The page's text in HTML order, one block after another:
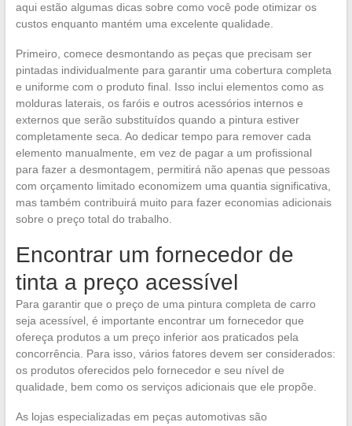
aqui estão algumas dicas sobre como você pode otimizar os
custos enquanto mantém uma excelente qualidade.
Primeiro, comece desmontando as peças que precisam ser
pintadas individualmente para garantir uma cobertura completa
e uniforme com o produto final. Isso inclui elementos como as
molduras laterais, os faróis e outros acessórios internos e
externos que serão substituídos quando a pintura estiver
completamente seca. Ao dedicar tempo para remover cada
elemento manualmente, em vez de pagar a um profissional
para fazer a desmontagem, permitirá não apenas que pessoas
com orçamento limitado economizem uma quantia significativa,
mas também contribuirá muito para fazer economias adicionais
sobre o preço total do trabalho.
Encontrar um fornecedor de
tinta a preço acessível
Para garantir que o preço de uma pintura completa de carro
seja acessível, é importante encontrar um fornecedor que
ofereça produtos a um preço inferior aos praticados pela
concorrência. Para isso, vários fatores devem ser considerados:
os produtos oferecidos pelo fornecedor e seu nível de
qualidade, bem como os serviços adicionais que ele propõe.
As lojas especializadas em peças automotivas são